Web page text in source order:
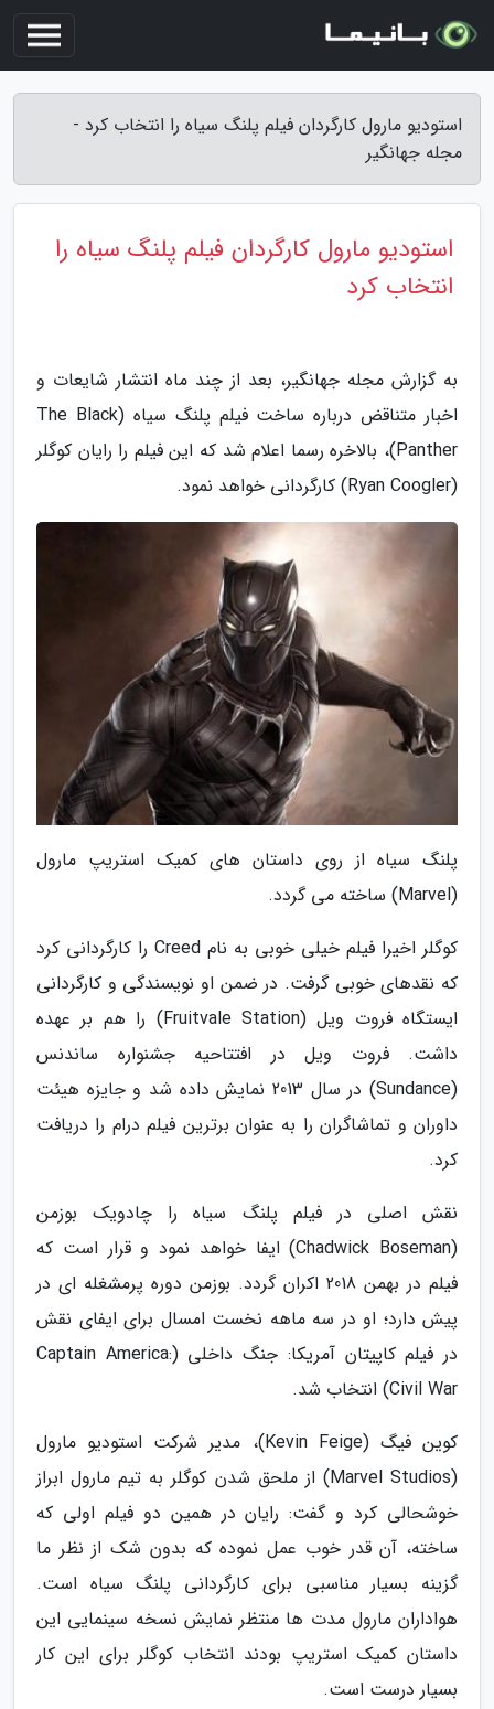
استودیو مارول کارگردان فیلم پلنگ سیاه را انتخاب کرد -
مجله جهانگیر
استودیو مارول کارگردان فیلم پلنگ سیاه را
انتخاب کرد
به گزارش مجله جهانگیر، بعد از چند ماه انتشار شایعات و
اخبار متناقض درباره ساخت فیلم پلنگ سیاه (The Black
Panther)، بالاخره رسما اعلام شد که این فیلم را رایان کوگلر
(Ryan Coogler) کارگردانی خواهد نمود.
پلنگ سیاه از روی داستان های کمیک استریپ مارول
(Marvel) ساخته می گردد.
کوگلر اخیرا فیلم خیلی خوبی به نام Creed را کارگردانی کرد
که نقدهای خوبی گرفت. در ضمن او نویسندگی و کارگردانی
ایستگاه فروت ویل (Fruitvale Station) را هم بر عهده
داشت. فروت ویل در افتتاحیه جشنواره ساندنس
(Sundance) در سال 2013 نمایش داده شد و جایزه هیئت
داوران و تماشاگران را به عنوان برترین فیلم درام را دریافت
کرد.
نقش اصلی در فیلم پلنگ سیاه را چادویک بوزمن
(Chadwick Boseman) ایفا خواهد نمود و قرار است که
فیلم در بهمن 2018 اکران گردد. بوزمن دوره پرمشغله ای در
پیش دارد؛ او در سه ماهه نخست امسال برای ایفای نقش
در فیلم کاپیتان آمریکا: جنگ داخلی (Captain America:
Civil War) انتخاب شد.
کوین فیگ (Kevin Feige)، مدیر شرکت استودیو مارول
(Marvel Studios) از ملحق شدن کوگلر به تیم مارول ابراز
خوشحالی کرد و گفت: رایان در همین دو فیلم اولی که
ساخته، آن قدر خوب عمل نموده که بدون شک از نظر ما
گزینه بسیار مناسبی برای کارگردانی پلنگ سیاه است.
هواداران مارول مدت ها منتظر نمایش نسخه سینمایی این
داستان کمیک استریپ بودند انتخاب کوگلر برای این کار
بسیار درست است.